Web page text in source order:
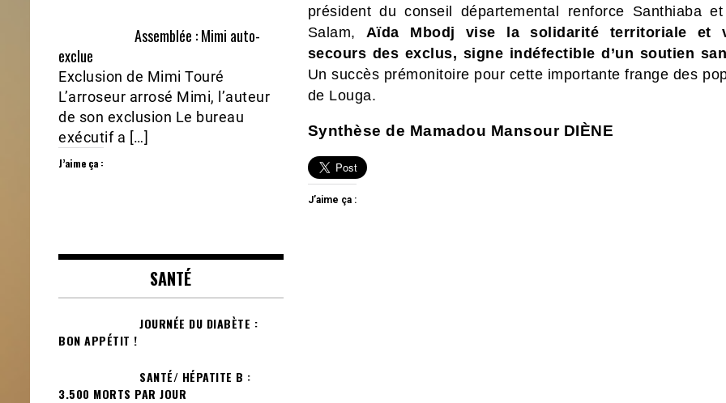
président du conseil départemental renforce Santhiaba
Salam, Aïda Mbodj vise la solidarité territoriale et
secours des exclus, signe indéfectible d’un soutien
Un succès prémonitoire pour cette importante frange des
de Louga.
Synthèse de Mamadou Mansour DIÈNE
J’aime ça :
Assemblée : Mimi auto-
exclue
Exclusion de Mimi Touré
L’arroseur arrosé Mimi, l’auteur
de son exclusion Le bureau
exécutif a […]
J’aime ça :
SANTÉ
JOURNÉE DU DIABÈTE :
BON APPÉTIT !
SANTÉ/ HÉPATITE B :
3.500 MORTS PAR JOUR